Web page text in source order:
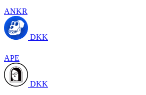
ANKR
DKK
APE
DKK